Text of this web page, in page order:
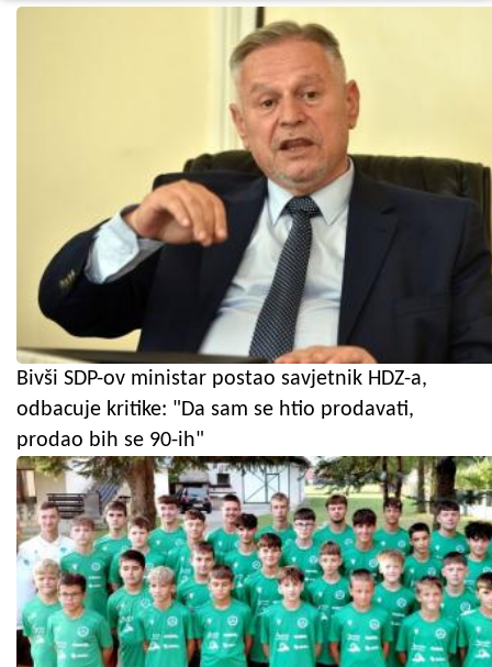
Bivši SDP-ov ministar postao savjetnik HDZ-a,
odbacuje kritike: "Da sam se htio prodavati,
prodao bih se 90-ih"